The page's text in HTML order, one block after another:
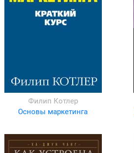
Филип Котлер
Основы маркетинга